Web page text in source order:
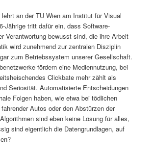
an der TU Wien am Institut für Visual
Jährige tritt dafür ein, dass Software-
Verantwortung bewusst sind, die ihre Arbeit
wird zunehmend zur zentralen Disziplin
zum Betriebssystem unserer Gesellschaft.
fördern eine Mediennutzung, bei
Clickbate mehr zählt als
Seriosität. Automatisierte Entscheidungen
Folgen haben, wie etwa bei tödlichen
Autos oder den Abstürzen der
sind eben keine Lösung für alles,
sind eigentlich die Datengrundlagen, auf